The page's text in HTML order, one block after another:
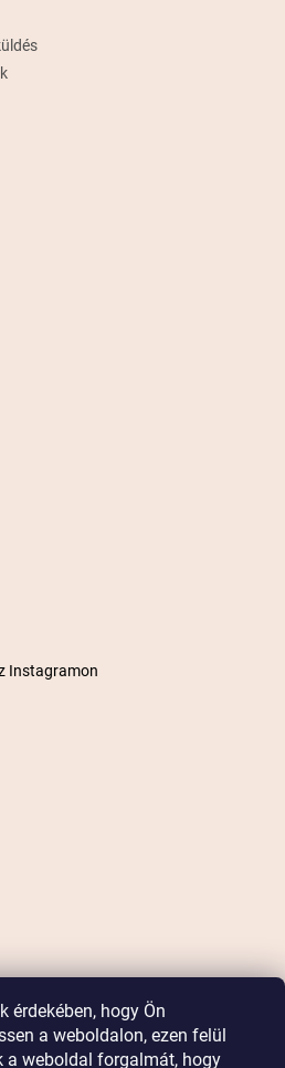
érdekében, hogy Ön
a weboldalon, ezen felül
weboldal forgalmát, hogy
Instagramon
készítette